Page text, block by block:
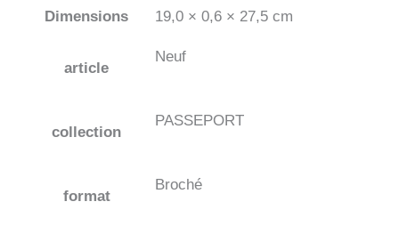
Dimensions 19,0 × 0,6 × 27,5 cm
article
Neuf
collection
PASSEPORT
format
Broché